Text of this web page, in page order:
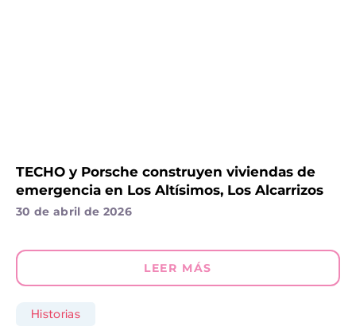
TECHO y Porsche construyen viviendas de
emergencia en Los Altísimos, Los Alcarrizos
30 de abril de 2026
LEER MÁS
Historias